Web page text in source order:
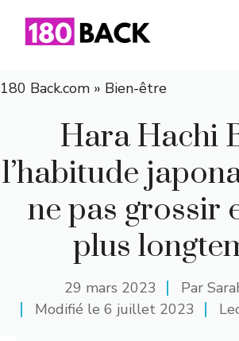
180 Back.com » Bien-être
Hara Hachi
l’habitude
ne pas grossir
plus
29 mars 2023 Par
Modifié le 6 juillet 2023